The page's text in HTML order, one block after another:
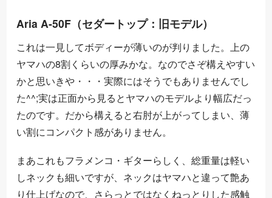
Aria A-50F（セダートップ：旧モデル）
これは一見してボディーが薄いのが判りました。上の
ヤマハの8割くらいの厚みかな。なのでさぞ構えやすい
かと思いきや・・・実際にはそうでもありませんでし
た^^;実は正面から見るとヤマハのモデルより幅広だっ
たのです。だから構えると右肘が上がってしまい、薄
い割にコンパクト感がありません。
まあこれもフラメンコ・ギターらしく、総重量は軽い
しネックも細いですが、ネックはヤマハと違って艶あ
り仕上げなので、さらっとではなくねっとりした感触